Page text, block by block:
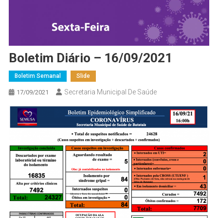
Boletim Diário – 16/09/2021
Boletim Semanal Slide
17/09/2021 Secretaria Municipal De Saúde